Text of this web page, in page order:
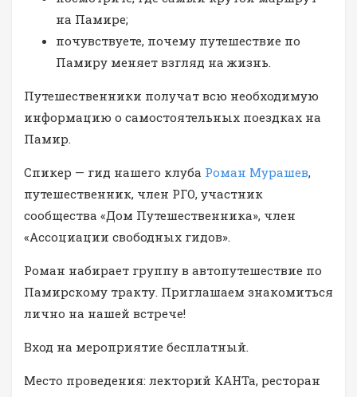
на Памире;
почувствуете, почему путешествие по
Памиру меняет взгляд на жизнь.
Путешественники получат всю необходимую
информацию о самостоятельных поездках на
Памир.
Спикер — гид нашего клуба Роман Мурашев,
путешественник, член РГО, участник
сообщества «Дом Путешественника», член
«Ассоциации свободных гидов».
Роман набирает группу в автопутешествие по
Памирскому тракту. Приглашаем знакомиться
лично на нашей встрече!
Вход на мероприятие бесплатный.
Место проведения: лекторий КАНТа, ресторан